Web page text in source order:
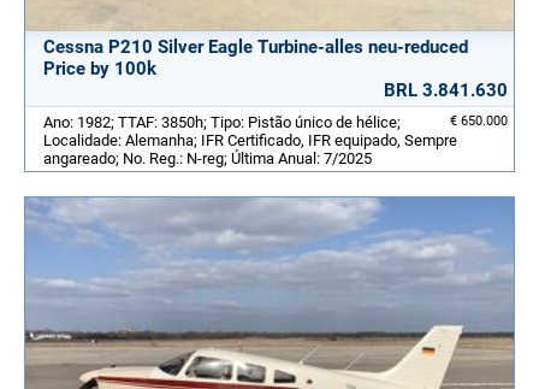
Cessna P210 Silver Eagle Turbine-alles neu-reduced
Price by 100k
BRL 3.841.630
€ 650.000
Ano: 1982; TTAF: 3850h; Tipo: Pistão único de hélice;
Localidade: Alemanha; IFR Certificado, IFR equipado, Sempre
angareado; No. Reg.: N-reg; Última Anual: 7/2025